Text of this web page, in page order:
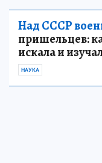
Над СССР
пришельцев:
искала и
НАУКА